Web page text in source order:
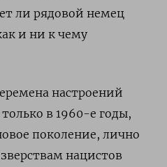
ли рядовой немец
и ни к чему
настроений
в 1960-е годы,
поколение, лично
нацистов